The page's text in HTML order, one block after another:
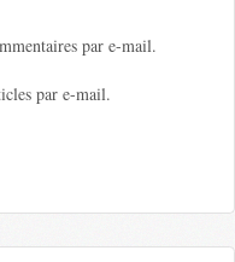
par e-mail.
par e-mail.